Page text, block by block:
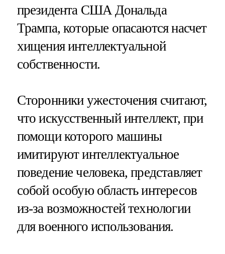
президента США Дональда
Трампа, которые опасаются насчет
хищения интеллектуальной
собственности.
Сторонники ужесточения считают,
что искусственный интеллект, при
помощи которого машины
имитируют интеллектуальное
поведение человека, представляет
собой особую область интересов
из-за возможностей технологии
для военного использования.